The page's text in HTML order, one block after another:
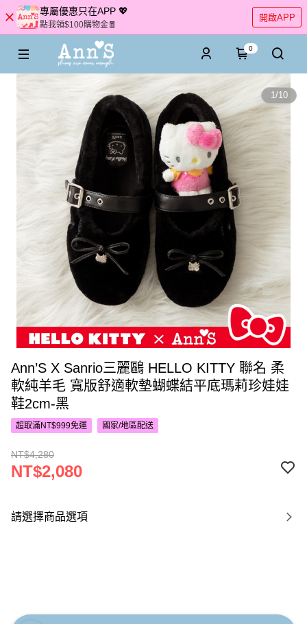
專屬優惠只在APP 💖
點我領$100購物金🧧
開啟APP
0
1/10
Ann’S X Sanrio三麗鷗 HELLO KITTY 聯名 柔
軟純羊毛 寬版舒適軟墊蝴蝶結平底瑪莉珍娃娃
鞋2cm-黑
超取滿NT$999免運 國家/地區配送
NT$4,280
NT$2,080
請選擇商品選項